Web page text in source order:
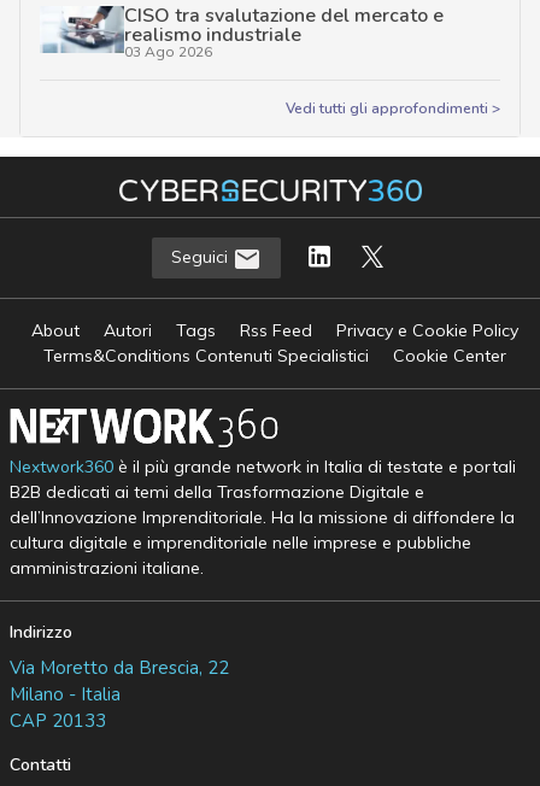
CISO tra svalutazione del mercato e
realismo industriale
03 Ago 2026
Vedi tutti gli approfondimenti >
Seguici
About Autori Tags Rss Feed
Privacy e Cookie Policy
Terms&Conditions Contenuti Specialistici
Cookie Center
Nextwork360è il più grande network in Italia di testate e portali
B2B dedicati ai temi della Trasformazione Digitale e
dell’Innovazione Imprenditoriale. Ha la missione di diffondere la
cultura digitale e imprenditoriale nelle imprese e pubbliche
amministrazioni italiane.
Indirizzo
Via Moretto da Brescia, 22
Milano - Italia
CAP 20133
Contatti